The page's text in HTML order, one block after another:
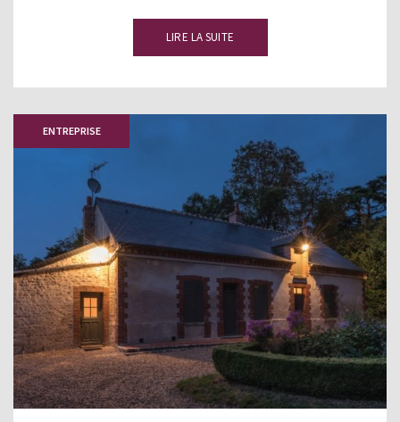
LIRE LA SUITE
ENTREPRISE